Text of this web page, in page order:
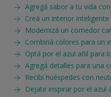
Agregá sabor a tu vida
Creá un interior
Modernizá un comedor
Combiná colores para un
Optá por el azul añil para
Agregá detalles para una
Recibí huéspedes con
Dejate inspirar por el azul